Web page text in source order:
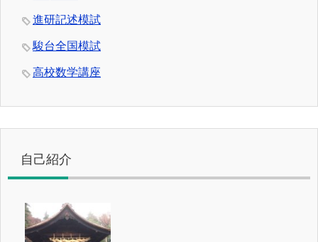
進研記述模試
駿台全国模試
高校数学講座
自己紹介